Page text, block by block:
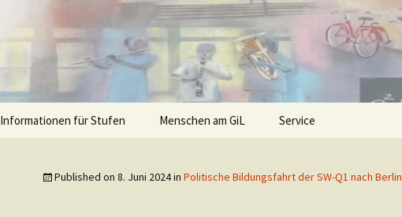
Informationen für Stufen Menschen am GiL Service
Published on 8. Juni 2024in Politische Bildungsfahrt der SW-Q1 nach Berlin